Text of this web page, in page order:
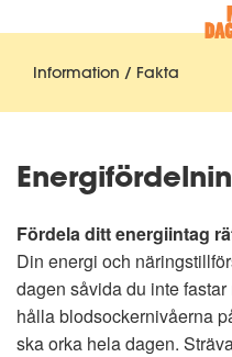
Information / Fakta
Fördela ditt energiintag
Din energi och
dagen såvida du inte
hålla blodsockernivåerna
ska orka hela dagen.